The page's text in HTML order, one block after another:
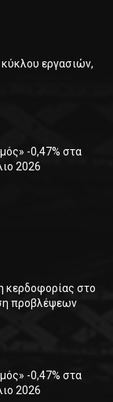
εργασιών,
-0,47% στα
2026
κερδοφορίας στο
προβλέψεων
-0,47% στα
2026